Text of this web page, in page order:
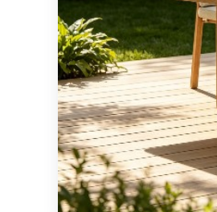
哪里有户外家具源头工厂